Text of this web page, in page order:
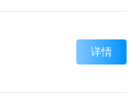
详情